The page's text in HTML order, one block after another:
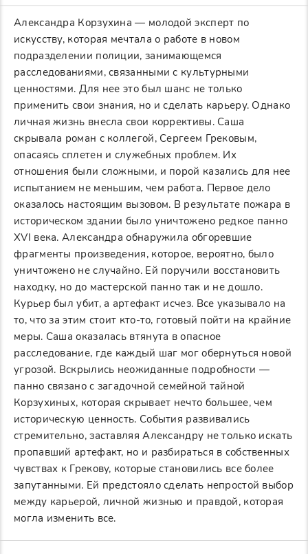
Александра Корзухина — молодой эксперт по
искусству, которая мечтала о работе в новом
подразделении полиции, занимающемся
расследованиями, связанными с культурными
ценностями. Для нее это был шанс не только
применить свои знания, но и сделать карьеру. Однако
личная жизнь внесла свои коррективы. Саша
скрывала роман с коллегой, Сергеем Грековым,
опасаясь сплетен и служебных проблем. Их
отношения были сложными, и порой казались для нее
испытанием не меньшим, чем работа. Первое дело
оказалось настоящим вызовом. В результате пожара в
историческом здании было уничтожено редкое панно
XVI века. Александра обнаружила обгоревшие
фрагменты произведения, которое, вероятно, было
уничтожено не случайно. Ей поручили восстановить
находку, но до мастерской панно так и не дошло.
Курьер был убит, а артефакт исчез. Все указывало на
то, что за этим стоит кто-то, готовый пойти на крайние
меры. Саша оказалась втянута в опасное
расследование, где каждый шаг мог обернуться новой
угрозой. Вскрылись неожиданные подробности —
панно связано с загадочной семейной тайной
Корзухиных, которая скрывает нечто большее, чем
историческую ценность. События развивались
стремительно, заставляя Александру не только искать
пропавший артефакт, но и разбираться в собственных
чувствах к Грекову, которые становились все более
запутанными. Ей предстояло сделать непростой выбор
между карьерой, личной жизнью и правдой, которая
могла изменить все.